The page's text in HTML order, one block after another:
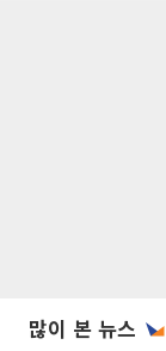
많이 본 뉴스